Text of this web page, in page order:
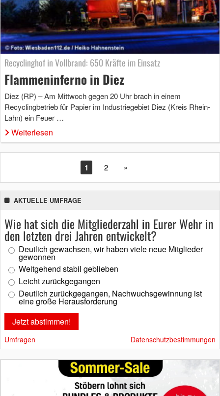
Recyclinghof in Vollbrand: 650 Kräfte im Einsatz
Flammeninferno in Diez
Diez (RP) – Am Mittwoch gegen 20 Uhr brach in einem
Recyclingbetrieb für Papier im Industriegebiet Diez (Kreis Rhein-
Lahn) ein Feuer …
Weiterlesen
1 2 »
AKTUELLE UMFRAGE
Wie hat sich die Mitgliederzahl in Eurer Wehr in
den letzten drei Jahren entwickelt?
Deutlich gewachsen, wir haben viele neue Mitglieder
gewonnen
Weitgehend stabil geblieben
Leicht zurückgegangen
Deutlich zurückgegangen, Nachwuchsgewinnung ist
eine große Herausforderung
Umfragen Datenschutzbestimmungen